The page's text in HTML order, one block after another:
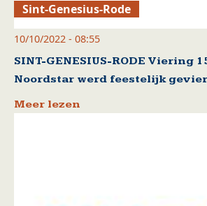
Sint-Genesius-Rode
10/10/2022 - 08:55
SINT-GENESIUS-RODE Viering
Noordstar werd feestelijk
Meer lezen